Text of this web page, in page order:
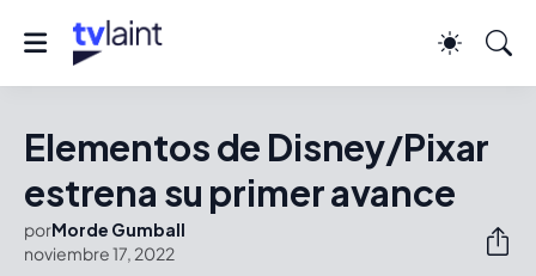
Elementos de Disney/Pixar
estrena su primer avance
porMorde Gumball
noviembre 17, 2022